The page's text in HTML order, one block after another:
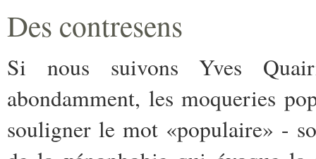
Des contresens
Si nous suivons Yves
abondamment, les moqueries
souligner le mot «populaire» -